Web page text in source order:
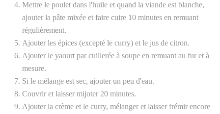
Mettre le poulet dans l'huile et quand la viande est blanche,
ajouter la pâte mixée et faire cuire 10 minutes en remuant
régulièrement.
Ajouter les épices (excepté le curry) et le jus de citron.
Ajouter le yaourt par cuillerée à soupe en remuant au fur et à
mesure.
Si le mélange est sec, ajouter un peu d'eau.
Couvrir et laisser mijoter 20 minutes.
Ajouter la crème et le curry, mélanger et laisser frémir encore